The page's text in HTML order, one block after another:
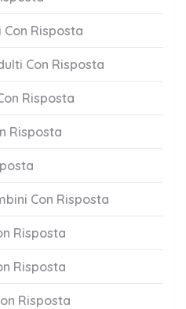
Risposta
Con Risposta
Risposta
Risposta
Con Risposta
Risposta
Risposta
Risposta